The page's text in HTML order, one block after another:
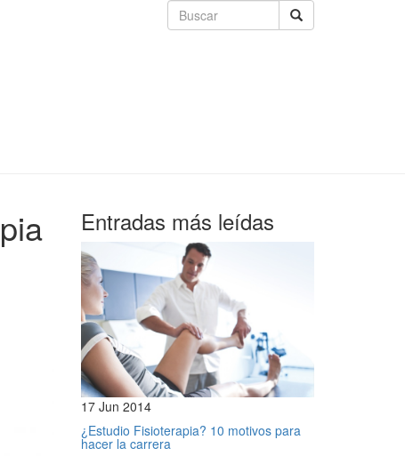
Entradas más leídas
17 Jun 2014
¿Estudio Fisioterapia? 10 motivos para
hacer la carrera